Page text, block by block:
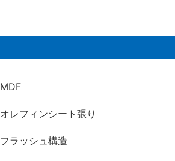
MDF
オレフィンシート張り
フラッシュ構造